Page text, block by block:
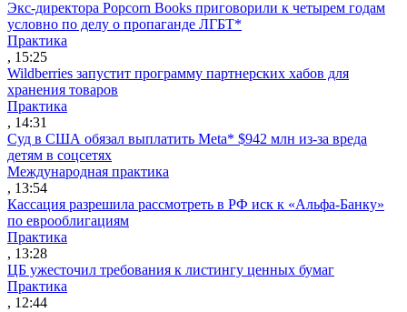
Экс-директора Popcorn Books приговорили к четырем годам
условно по делу о пропаганде ЛГБТ*
Практика
, 15:25
Wildberries запустит программу партнерских хабов для
хранения товаров
Практика
, 14:31
Суд в США обязал выплатить Meta* $942 млн из-за вреда
детям в соцсетях
Международная практика
, 13:54
Кассация разрешила рассмотреть в РФ иск к «Альфа-Банку»
по еврооблигациям
Практика
, 13:28
ЦБ ужесточил требования к листингу ценных бумаг
Практика
, 12:44